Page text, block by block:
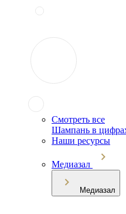
Смотреть все
Шампань в
Наши ресурсы
Медиазал
Медиазал